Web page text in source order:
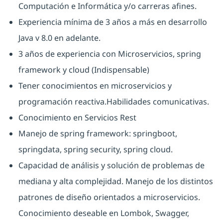
Computación e Informática y/o carreras afines.
Experiencia mínima de 3 años a más en desarrollo
Java v 8.0 en adelante.
3 años de experiencia con Microservicios, spring
framework y cloud (Indispensable)
Tener conocimientos en microservicios y
programación reactiva.Habilidades comunicativas.
Conocimiento en Servicios Rest
Manejo de spring framework: springboot,
springdata, spring security, spring cloud.
Capacidad de análisis y solución de problemas de
mediana y alta complejidad. Manejo de los distintos
patrones de diseño orientados a microservicios.
Conocimiento deseable en Lombok, Swagger,